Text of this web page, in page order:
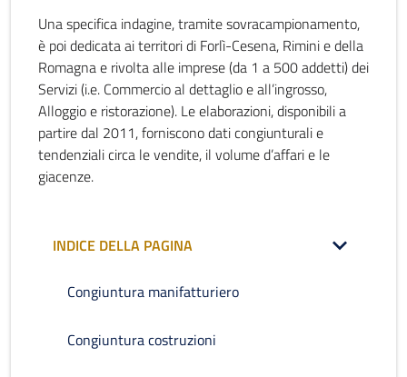
Una specifica indagine, tramite sovracampionamento,
è poi dedicata ai territori di Forlì-Cesena, Rimini e della
Romagna e rivolta alle imprese (da 1 a 500 addetti) dei
Servizi (i.e. Commercio al dettaglio e all’ingrosso,
Alloggio e ristorazione). Le elaborazioni, disponibili a
partire dal 2011, forniscono dati congiunturali e
tendenziali circa le vendite, il volume d’affari e le
giacenze.
INDICE DELLA PAGINA
Congiuntura manifatturiero
Congiuntura costruzioni